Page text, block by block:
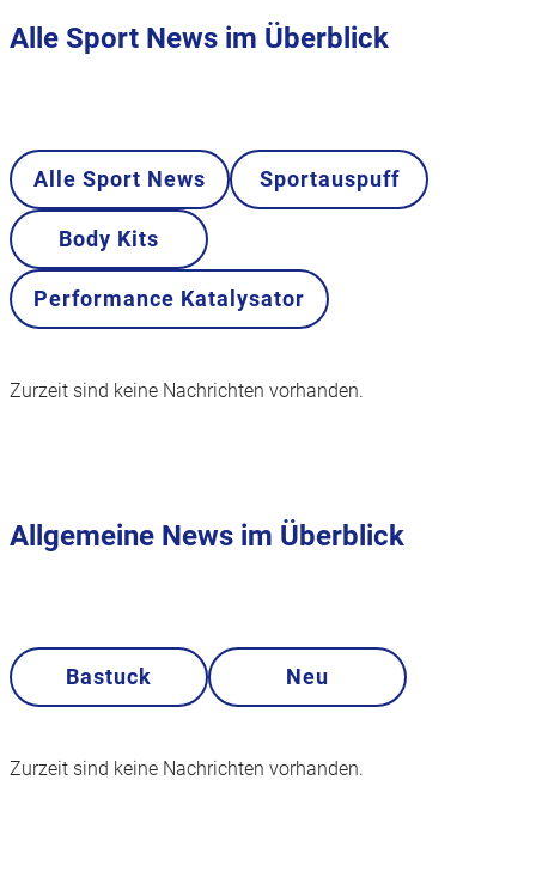
Alle Sport News im Überblick
Alle Sport News Sportauspuff
Body Kits
Performance Katalysator
Zurzeit sind keine Nachrichten vorhanden.
Allgemeine News im Überblick
Bastuck Neu
Zurzeit sind keine Nachrichten vorhanden.